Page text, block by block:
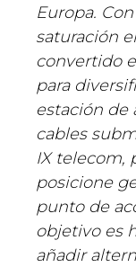
Europa.
saturación
convertido
para
estación de
cables
IX telecom,
posicione
punto de
objetivo es
añadir